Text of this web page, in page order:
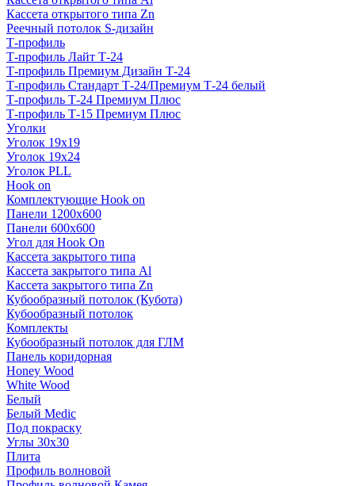
Кассета открытого типа Zn
Реечный потолок S-дизайн
Т-профиль
Т-профиль Лайт Т-24
Т-профиль Премиум Дизайн Т-24
Т-профиль Стандарт Т-24/Премиум Т-24 белый
Т-профиль Т-24 Премиум Плюс
Т-профиль Т-15 Премиум Плюс
Уголки
Уголок 19х19
Уголок 19х24
Уголок PLL
Hook on
Комплектующие Hook on
Панели 1200х600
Панели 600х600
Угол для Hook On
Кассета закрытого типа
Кассета закрытого типа Al
Кассета закрытого типа Zn
Кубообразный потолок (Кубота)
Кубообразный потолок
Комплекты
Кубообразный потолок для ГЛМ
Панель коридорная
Honey Wood
White Wood
Белый
Белый Medic
Под покраску
Углы 30х30
Плита
Профиль волновой